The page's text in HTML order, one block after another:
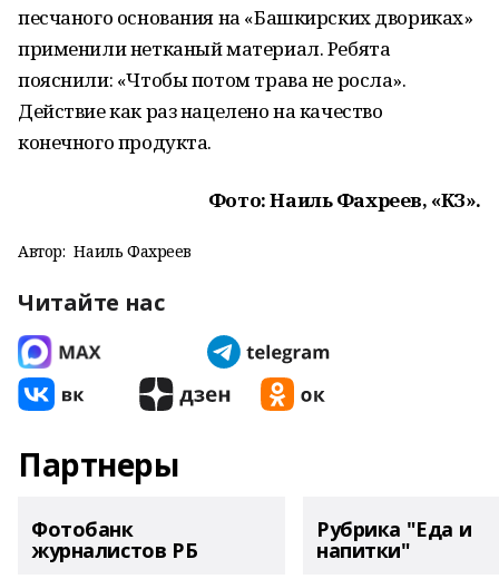
песчаного основания на «Башкирских двориках»
применили нетканый материал. Ребята
пояснили: «Чтобы потом трава не росла».
Действие как раз нацелено на качество
конечного продукта.
Фото: Наиль Фахреев, «КЗ».
Автор: Наиль Фахреев
Читайте нас
Партнеры
Фотобанк
журналистов РБ
Рубрика "Еда и
напитки"